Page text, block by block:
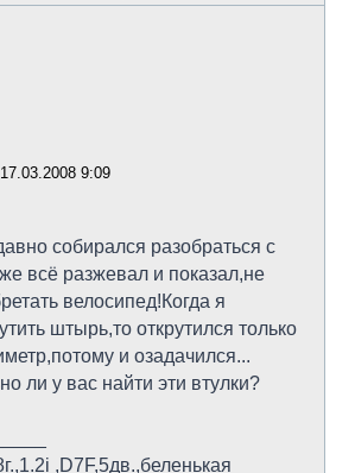
17.03.2008 9:09
собирался разобраться с
всё разжевал и показал,не
велосипед!Когда я
штырь,то открутился только
и озадачился...
ли у вас найти эти втулки?
,D7F,5дв.,беленькая